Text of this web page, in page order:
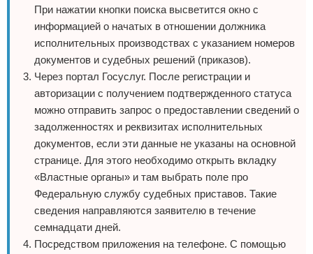
При нажатии кнопки поиска высветится окно с
информацией о начатых в отношении должника
исполнительных производствах с указанием номеров
документов и судебных решений (приказов).
Через портал Госуслуг. После регистрации и
авторизации с получением подтвержденного статуса
можно отправить запрос о предоставлении сведений о
задолженностях и реквизитах исполнительных
документов, если эти данные не указаны на основной
странице. Для этого необходимо открыть вкладку
«Властные органы» и там выбрать поле про
Федеральную службу судебных приставов. Такие
сведения направляются заявителю в течение
семнадцати дней.
Посредством приложения на телефоне. С помощью